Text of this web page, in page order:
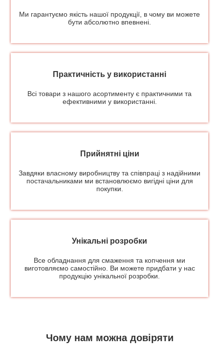
Ми гарантуємо якість нашої продукції, в чому ви можете
бути абсолютно впевнені.
Практичність у використанні
Всі товари з нашого асортименту є практичними та
ефективними у використанні.
Прийнятні ціни
Завдяки власному виробництву та співпраці з надійними
постачальниками ми встановлюємо вигідні ціни для
покупки.
Унікальні розробки
Все обладнання для смаження та копчення ми
виготовляємо самостійно. Ви можете придбати у нас
продукцію унікальної розробки.
Чому нам можна довіряти